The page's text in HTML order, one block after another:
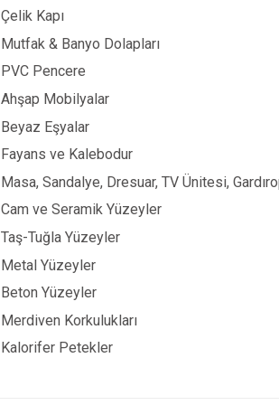
Çelik Kapı
Mutfak & Banyo Dolapları
PVC Pencere
Ahşap Mobilyalar
Beyaz Eşyalar
Fayans ve Kalebodur
Masa, Sandalye, Dresuar, TV Ünitesi,
Cam ve Seramik Yüzeyler
Taş-Tuğla Yüzeyler
Metal Yüzeyler
Beton Yüzeyler
Merdiven Korkulukları
Kalorifer Petekler